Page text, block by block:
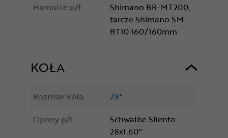
Hamulce p/t
Shimano BR-MT200,
tarcze Shimano SM-
RT10 160/160mm
KOŁA
Rozmiar koła
28"
Opony p/t
Schwalbe Silento
28x1.60"